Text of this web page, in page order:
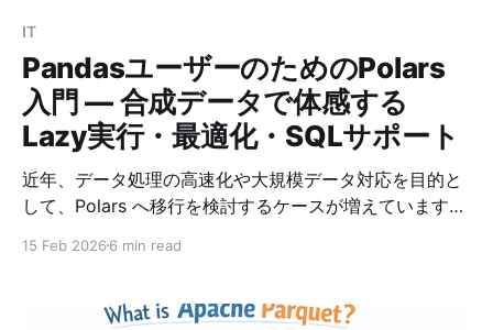
IT
PandasユーザーのためのPolars
入門 ― 合成データで体感する
Lazy実行・最適化・SQLサポート
近年、データ処理の高速化や大規模データ対応を目的と
して、Polars へ移行を検討するケースが増えています。
思想そのものが異なり、クエリエンジン型のデータフレ
者を対象に： * PandasとPolarsの設計思想の違い *
15 Feb 2026 6 min read